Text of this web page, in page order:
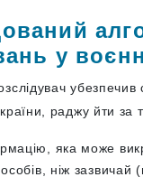
у
убезпечив
раджу йти за
яка може
ніж